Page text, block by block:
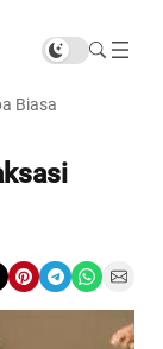
Biasa
Share on Pinterest Share on Telegram Share on WhatsApp Share on Email